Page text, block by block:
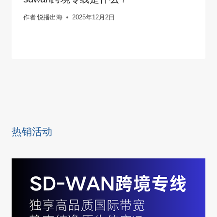
作者 悦播出海 2025年12月2日
热销活动